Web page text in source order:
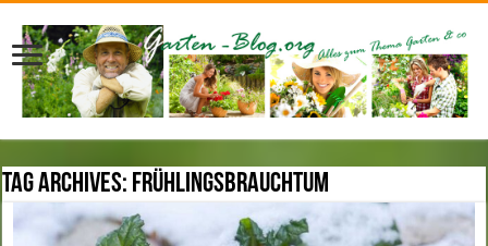
Tag Archives: Frühlingsbrauchtum